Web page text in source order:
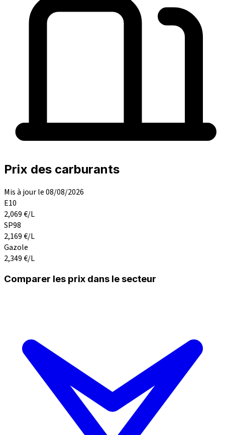
Prix des carburants
Mis à jour le 08/08/2026
E10
2,069€/L
SP98
2,169€/L
Gazole
2,349€/L
Comparer les prix dans le secteur